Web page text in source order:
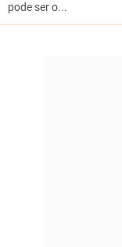
pode ser o...